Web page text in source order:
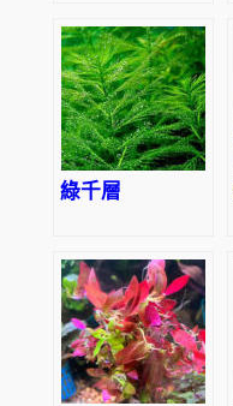
‘Black Velvet’
綠千層